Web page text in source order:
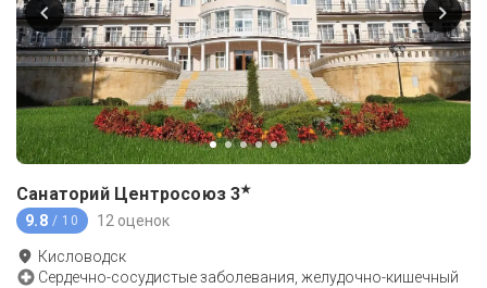
Санаторий Центросоюз 3★
9.8 / 10 12 оценок
Кисловодск
Сердечно-сосудистые заболевания, желудочно-кишечный